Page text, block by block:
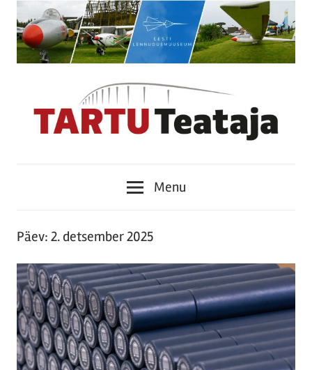
content
Menu
Päev: 2. detsember 2025